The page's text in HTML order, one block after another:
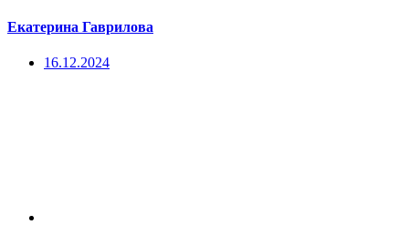
Екатерина Гаврилова
16.12.2024